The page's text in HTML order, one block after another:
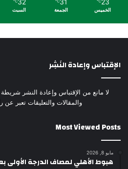
23
الخميس
31
الجمعة
32
السبت
الإقتباس وإعادة النَشِر
لا مانع من الإقتباس وإعادة النشر
والمقالات والتعليقات تعبر
Most Viewed Posts
مايو 8, 2026
هبوط الأهلي لمصاف الدرجة الأولى